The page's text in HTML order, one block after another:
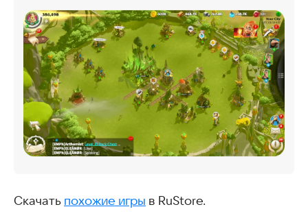
Скачать похожие игры в RuStore.